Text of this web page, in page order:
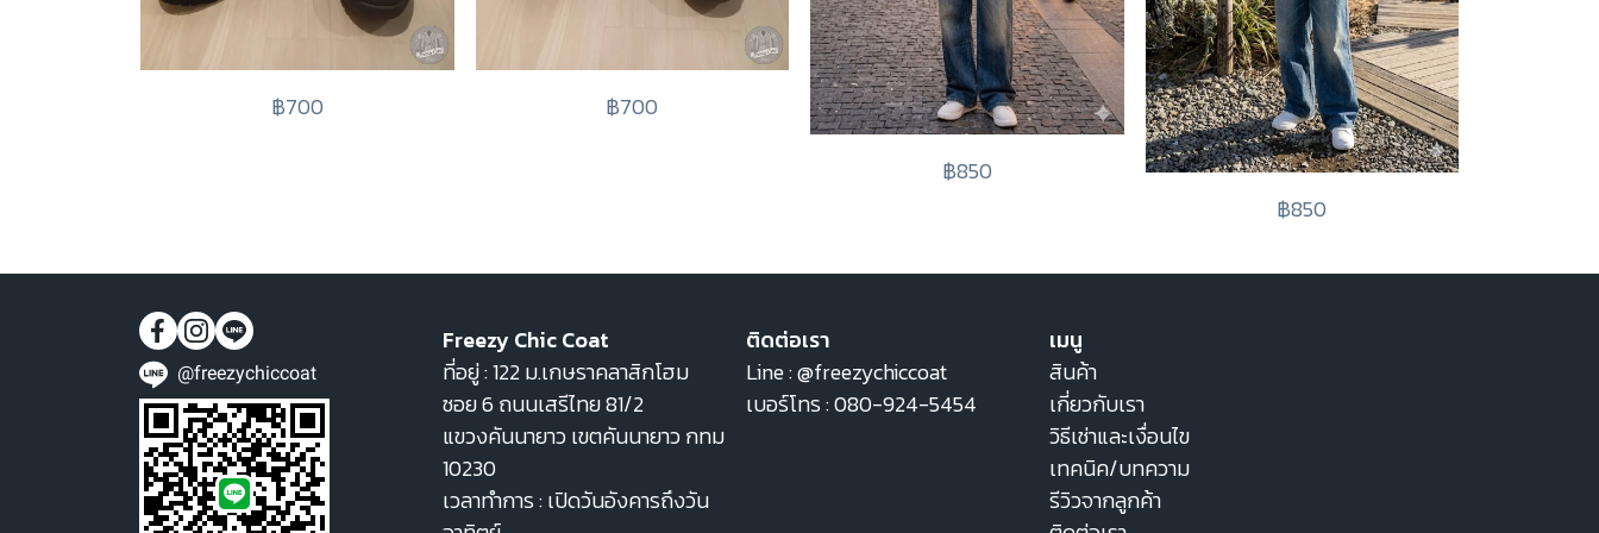
฿700
฿700
฿850
฿850
@freezychiccoat
Freezy Chic Coat
ที่อยู่ : 122 ม.เกษราคลาสิกโฮม
ซอย 6 ถนนเสรีไทย 81/2
แขวงคันนายาว เขตคันนายาว กทม
10230
เวลาทำการ : เปิดวันอังคารถึงวัน
ติดต่อเรา
Line :@freezychiccoat
เบอร์โทร :080-924-5454
เมนู
สินค้า
เกี่ยวกับเรา
วิธีเช่าและเงื่อนไข
เทคนิค/บทความ
รีวิวจากลูกค้า